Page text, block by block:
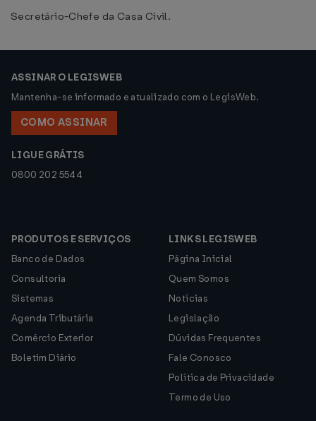
Secretário-Chefe da Casa Civil.
ASSINAR O LEGISWEB
Mantenha-se informado e atualizado com o LegisWeb.
COMO ASSINAR
LIGUE GRÁTIS
0800 202 5544
PRODUTOS E SERVIÇOS
Banco de Dados
Consultoria
Sistemas
Agenda Tributária
Comércio Exterior
Boletim Diário
LINKS LEGISWEB
Página Inicial
Quem Somos
Notícias
Legislação
Dúvidas Frequentes
Fale Conosco
Política de Privacidade
Termo de Uso